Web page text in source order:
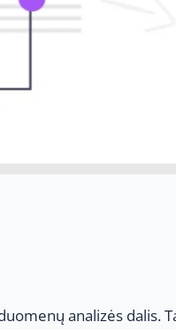
analizės dalis.